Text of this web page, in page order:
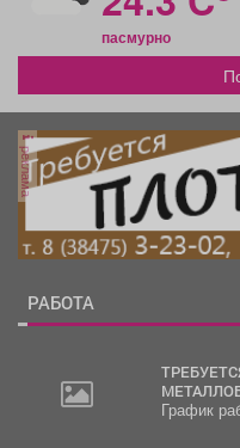
пасмурно
реклама
РАБОТА
ТРЕБУЕТСЯ - РАЗНОРАБОЧИЕ НА
График